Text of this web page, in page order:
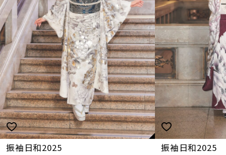
振袖日和2025
振袖日和2025